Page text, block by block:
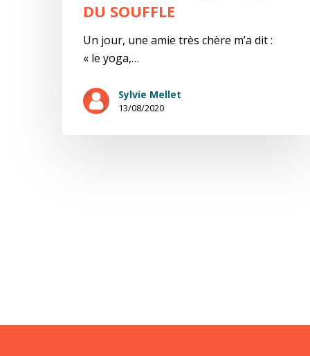
DU SOUFFLE
Un jour, une amie très chère m’a dit :
« le yoga,…
Sylvie Mellet
13/08/2020